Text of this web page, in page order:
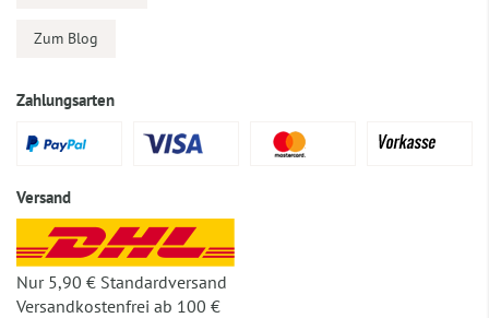
Zum Blog
Zahlungsarten
Versand
Nur 5,90 € Standardversand
Versandkostenfrei ab 100 €